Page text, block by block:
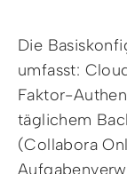
Die
umfasst:
Faktor-
täglichem
(Collabora